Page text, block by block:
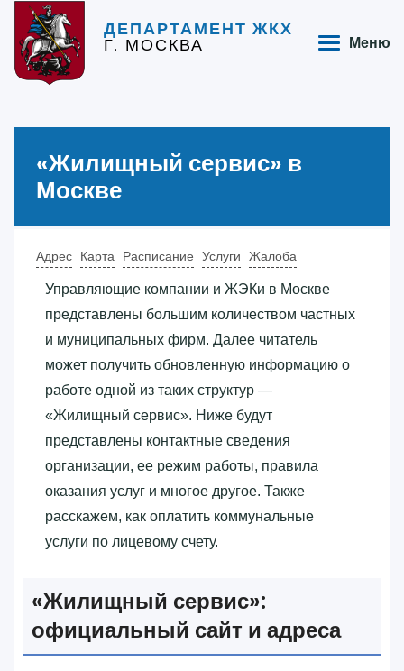
ДЕПАРТАМЕНТ ЖКХ
Г. МОСКВА Меню
«‎Жилищный сервис»‎ в
Москве
Адрес Карта Расписание Услуги Жалоба
Управляющие компании и ЖЭКи в Москве
представлены большим количеством частных
и муниципальных фирм. Далее читатель
может получить обновленную информацию о
работе одной из таких структур —
«‎Жилищный сервис»‎. Ниже будут
представлены контактные сведения
организации, ее режим работы, правила
оказания услуг и многое другое. Также
расскажем, как оплатить коммунальные
услуги по лицевому счету.
«‎Жилищный сервис»‎:
официальный сайт и адреса